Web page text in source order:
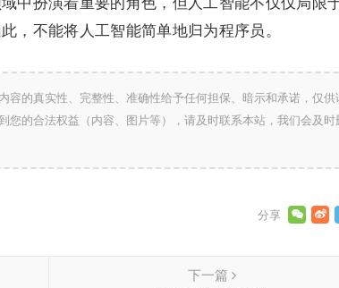
，不能将人工智能简单地归为程序员。
容的真实性、完整性、准确性给予任何担保、暗示和承诺，仅供
您的合法权益（内容、图片等），请及时联系本站，我们会及时
下一篇